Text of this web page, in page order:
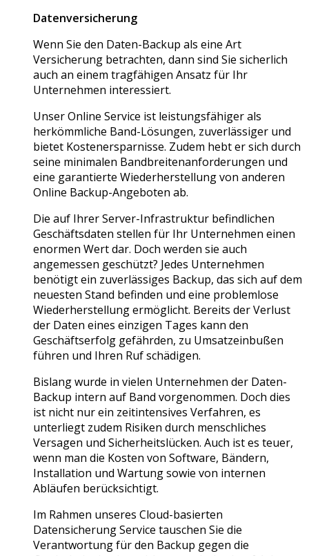
Datenversicherung
Wenn Sie den Daten-Backup als eine Art
Versicherung betrachten, dann sind Sie sicherlich
auch an einem tragfähigen Ansatz für Ihr
Unternehmen interessiert.
Unser Online Service ist leistungsfähiger als
herkömmliche Band-Lösungen, zuverlässiger und
bietet Kostenersparnisse. Zudem hebt er sich durch
seine minimalen Bandbreitenanforderungen und
eine garantierte Wiederherstellung von anderen
Online Backup-Angeboten ab.
Die auf Ihrer Server-Infrastruktur befindlichen
Geschäftsdaten stellen für Ihr Unternehmen einen
enormen Wert dar. Doch werden sie auch
angemessen geschützt? Jedes Unternehmen
benötigt ein zuverlässiges Backup, das sich auf dem
neuesten Stand befinden und eine problemlose
Wiederherstellung ermöglicht. Bereits der Verlust
der Daten eines einzigen Tages kann den
Geschäftserfolg gefährden, zu Umsatzeinbußen
führen und Ihren Ruf schädigen.
Bislang wurde in vielen Unternehmen der Daten-
Backup intern auf Band vorgenommen. Doch dies
ist nicht nur ein zeitintensives Verfahren, es
unterliegt zudem Risiken durch menschliches
Versagen und Sicherheitslücken. Auch ist es teuer,
wenn man die Kosten von Software, Bändern,
Installation und Wartung sowie von internen
Abläufen berücksichtigt.
Im Rahmen unseres Cloud-basierten
Datensicherung Service tauschen Sie die
Verantwortung für den Backup gegen die